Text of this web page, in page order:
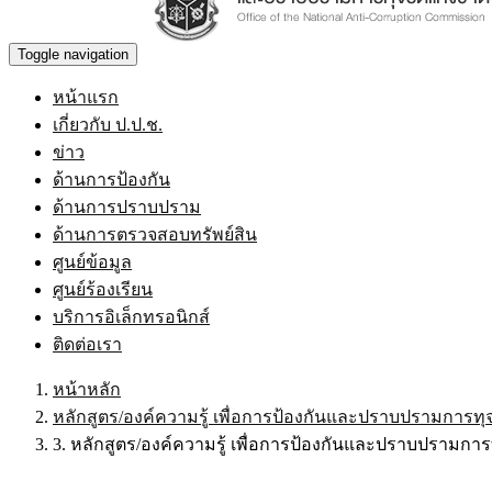
Toggle navigation
หน้าแรก
เกี่ยวกับ ป.ป.ช.
ข่าว
ด้านการป้องกัน
ด้านการปราบปราม
ด้านการตรวจสอบทรัพย์สิน
ศูนย์ข้อมูล
ศูนย์ร้องเรียน
บริการอิเล็กทรอนิกส์
ติดต่อเรา
หน้าหลัก
หลักสูตร/องค์ความรู้ เพื่อการป้องกันและปราบปรามการทุ
3. หลักสูตร/องค์ความรู้ เพื่อการป้องกันและปราบปรามกา